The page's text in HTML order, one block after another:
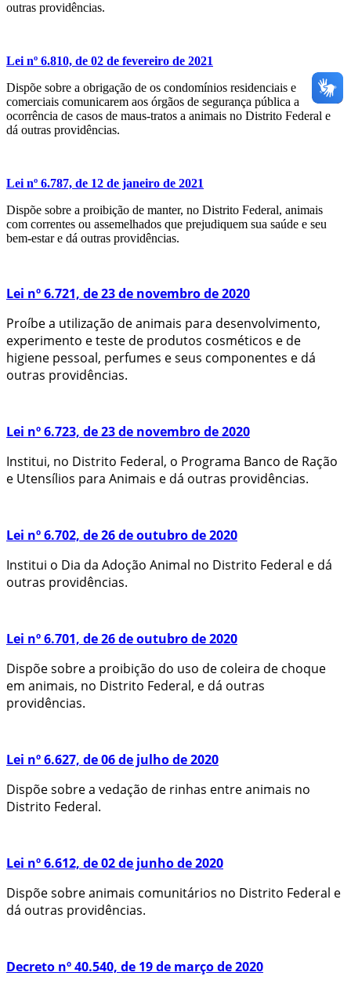
outras providências.
Lei nº 6.810, de 02 de fevereiro de 2021
Dispõe sobre a obrigação de os condomínios residenciais e
comerciais comunicarem aos órgãos de segurança pública a
ocorrência de casos de maus-tratos a animais no Distrito Federal e
dá outras providências.
Lei nº 6.787, de 12 de janeiro de 2021
Dispõe sobre a proibição de manter, no Distrito Federal, animais
com correntes ou assemelhados que prejudiquem sua saúde e seu
bem-estar e dá outras providências.
Lei nº 6.721, de 23 de novembro de 2020
Proíbe a utilização de animais para desenvolvimento,
experimento e teste de produtos cosméticos e de
higiene pessoal, perfumes e seus componentes e dá
outras providências.
Lei nº 6.723, de 23 de novembro de 2020
Institui, no Distrito Federal, o Programa Banco de Ração
e Utensílios para Animais e dá outras providências.
Lei nº 6.702, de 26 de outubro de 2020
Institui o Dia da Adoção Animal no Distrito Federal e dá
outras providências.
Lei nº 6.701, de 26 de outubro de 2020
Dispõe sobre a proibição do uso de coleira de choque
em animais, no Distrito Federal, e dá outras
providências.
Lei nº 6.627, de 06 de julho de 2020
Dispõe sobre a vedação de rinhas entre animais no
Distrito Federal.
Lei nº 6.612, de 02 de junho de 2020
Dispõe sobre animais comunitários no Distrito Federal e
dá outras providências.
Decreto nº 40.540, de 19 de março de 2020